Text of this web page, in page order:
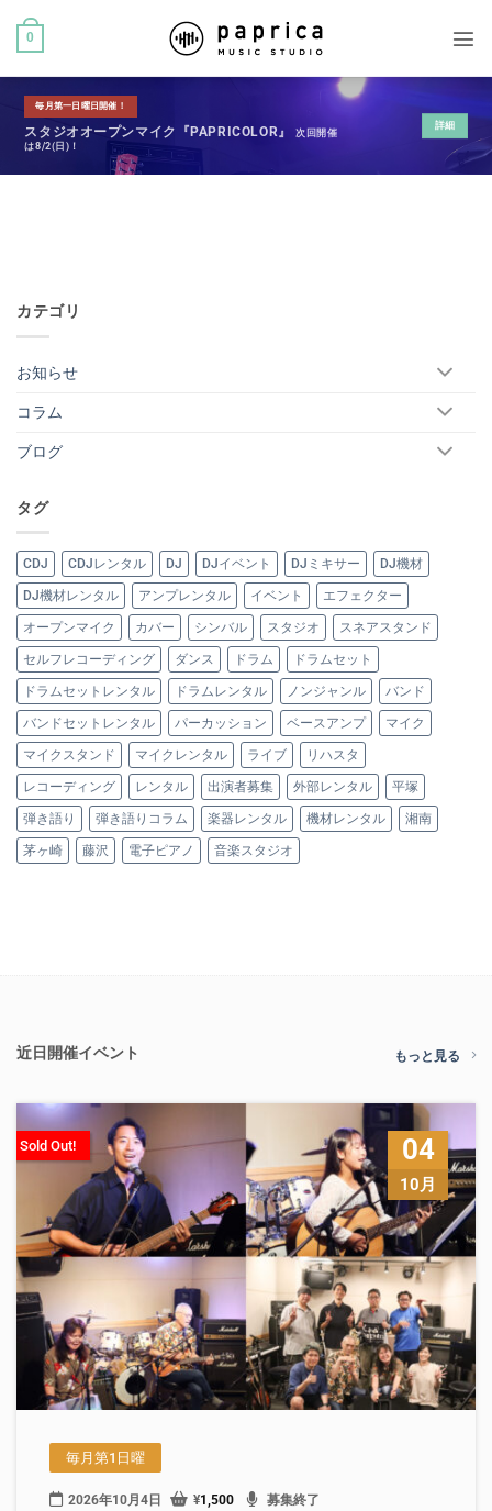
0
毎月第一日曜日開催！
スタジオオープンマイク『PAPRICOLOR』次回開催
は8/2(日)！
詳細
カテゴリ
お知らせ
コラム
ブログ
タグ
CDJ CDJレンタル DJ DJイベント DJミキサー DJ機材
DJ機材レンタル アンプレンタル イベント エフェクター
オープンマイク カバー シンバル スタジオ スネアスタンド
セルフレコーディング ダンス ドラム ドラムセット
ドラムセットレンタル ドラムレンタル ノンジャンル バンド
バンドセットレンタル パーカッション ベースアンプ マイク
マイクスタンド マイクレンタル ライブ リハスタ
レコーディング レンタル 出演者募集 外部レンタル 平塚
弾き語り 弾き語りコラム 楽器レンタル 機材レンタル 湘南
茅ヶ崎 藤沢 電子ピアノ 音楽スタジオ
近日開催イベント もっと見る
04
10月
Sold Out!
毎月第1日曜
2026年10月4日 ¥1,500 募集終了